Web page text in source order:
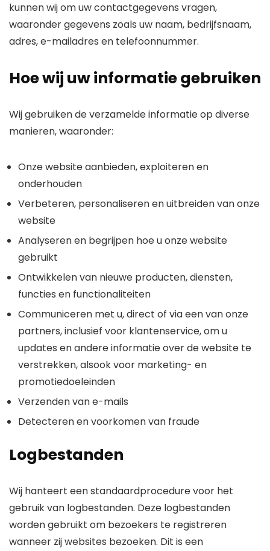
kunnen wij om uw contactgegevens vragen,
waaronder gegevens zoals uw naam, bedrijfsnaam,
adres, e-mailadres en telefoonnummer.
Hoe wij uw informatie gebruiken
Wij gebruiken de verzamelde informatie op diverse
manieren, waaronder:
Onze website aanbieden, exploiteren en
onderhouden
Verbeteren, personaliseren en uitbreiden van onze
website
Analyseren en begrijpen hoe u onze website
gebruikt
Ontwikkelen van nieuwe producten, diensten,
functies en functionaliteiten
Communiceren met u, direct of via een van onze
partners, inclusief voor klantenservice, om u
updates en andere informatie over de website te
verstrekken, alsook voor marketing- en
promotiedoeleinden
Verzenden van e-mails
Detecteren en voorkomen van fraude
Logbestanden
Wij hanteert een standaardprocedure voor het
gebruik van logbestanden. Deze logbestanden
worden gebruikt om bezoekers te registreren
wanneer zij websites bezoeken. Dit is een